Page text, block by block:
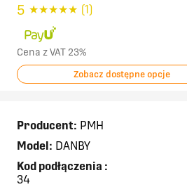
5 ★★★★★ (1)
Cena z VAT 23%
Zobacz dostępne opcje
Producent: PMH
Model: DANBY
Kod podłączenia :
34